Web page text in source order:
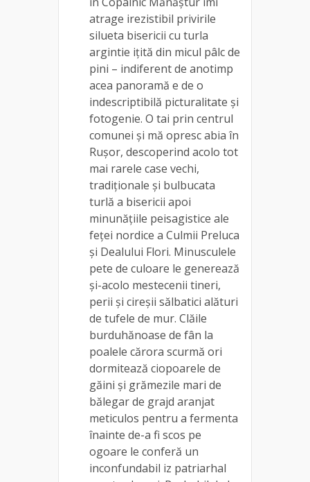
atrage irezistibil privirile
silueta bisericii cu turla
argintie ițită din micul pâlc de
pini – indiferent de anotimp
acea panoramă e de o
indescriptibilă picturalitate și
fotogenie. O tai prin centrul
comunei și mă opresc abia în
Rușor, descoperind acolo tot
mai rarele case vechi,
tradiționale și bulbucata
turlă a bisericii apoi
minunățiile peisagistice ale
feței nordice a Culmii Preluca
și Dealului Flori. Minusculele
pete de culoare le generează
și-acolo mestecenii tineri,
perii și cireșii sălbatici alături
de tufele de mur. Clăile
burduhănoase de fân la
poalele cărora scurmă ori
dormitează ciopoarele de
găini și grămezile mari de
bălegar de grajd aranjat
meticulos pentru a fermenta
înainte de-a fi scos pe
ogoare le conferă un
inconfundabil iz patriarhal